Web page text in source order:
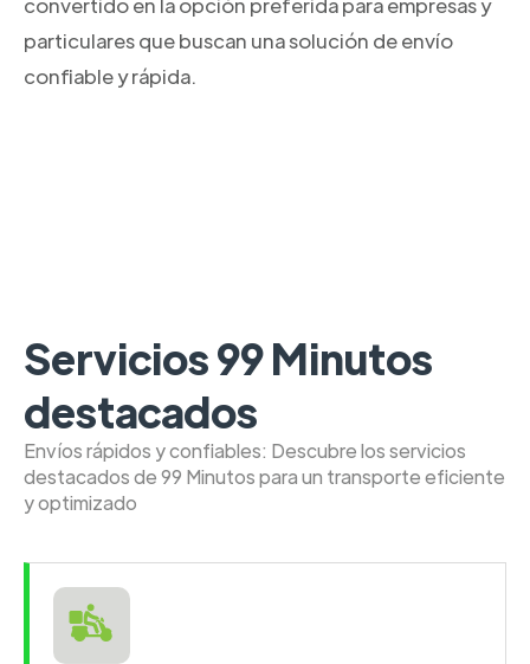
particulares que buscan una solución de envío
confiable y rápida.
Servicios 99 Minutos
destacados
Envíos rápidos y confiables: Descubre los servicios
destacados de 99 Minutos para un transporte eficiente
y optimizado